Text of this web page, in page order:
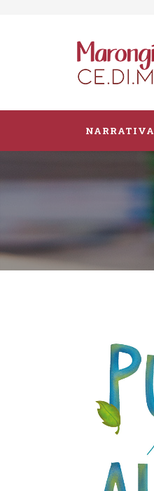
NARRATIVA